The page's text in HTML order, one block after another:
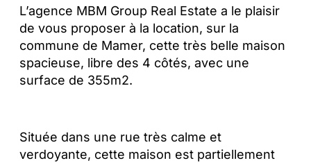
L’agence MBM Group Real Estate a le plaisir
de vous proposer à la location, sur la
commune de Mamer, cette très belle maison
spacieuse, libre des 4 côtés, avec une
surface de 355m2.
Située dans une rue très calme et
verdoyante, cette maison est partiellement